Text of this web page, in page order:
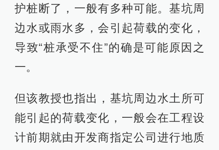
护桩断了，一般有多种可能。基坑周
边水或雨水多，会引起荷载的变化，
导致“桩承受不住”的确是可能原因之
一。
但该教授也指出，基坑周边水土所可
能引起的荷载变化，一般会在工程设
计前期就由开发商指定公司进行地质